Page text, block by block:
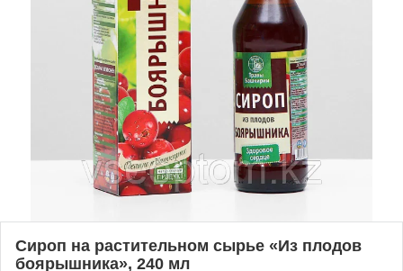
Сироп на растительном сырье «Из плодов
боярышника», 240 мл